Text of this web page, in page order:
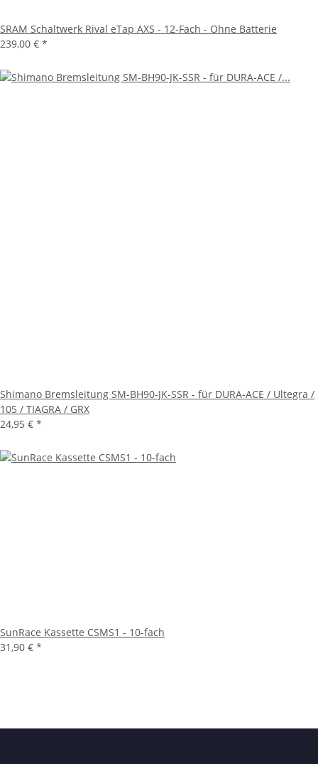
SRAM Schaltwerk Rival eTap AXS - 12-Fach - Ohne Batterie
239,00 € *
Shimano Bremsleitung SM-BH90-JK-SSR - für DURA-ACE / Ultegra /
105 / TIAGRA / GRX
24,95 € *
SunRace Kassette CSMS1 - 10-fach
31,90 € *